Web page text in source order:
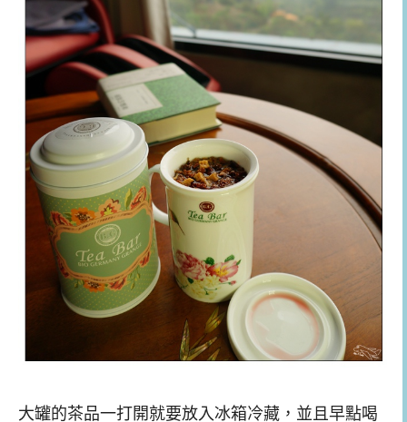
大罐的茶品一打開就要放入冰箱冷藏，並且早點喝